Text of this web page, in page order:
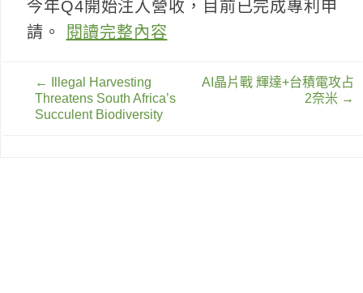
今年Q4開始注入營收，目前已完成專利申
請。
閱讀完整內容
文
章
導
←
Illegal Harvesting
Threatens South Africa’s
Succulent Biodiversity
AI晶片戰 輝達+台積電攻占
2奈米 →